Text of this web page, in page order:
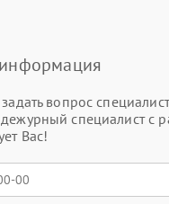
вопрос
специалист с
Вас!